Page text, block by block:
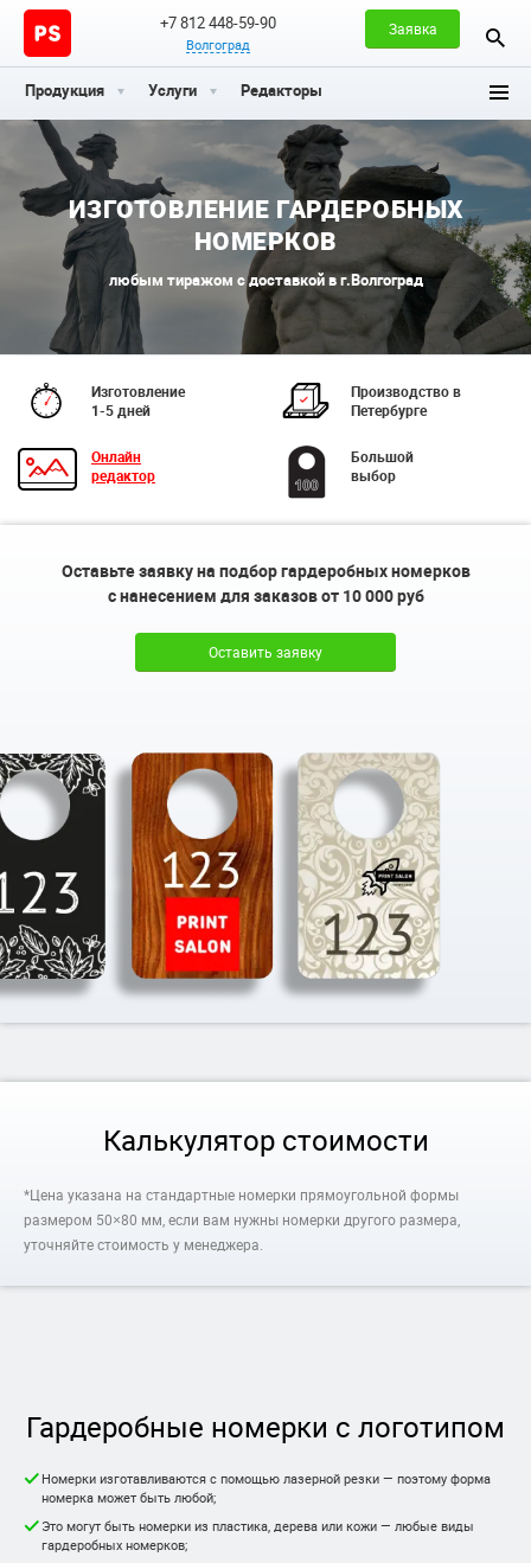
+7 812 448-59-90
Волгоград
Заявка
Продукция Услуги Редакторы
ИЗГОТОВЛЕНИЕ ГАРДЕРОБНЫХ
НОМЕРКОВ
любым тиражом с доставкой в г.Волгоград
Изготовление
1-5 дней
Производство в
Петербурге
Онлайн
редактор
Большой
выбор
Оставьте заявку на подбор гардеробных номерков
с нанесением для заказов от 10 000 руб
Оставить заявку
Калькулятор стоимости
*Цена указана на стандартные номерки прямоугольной формы
размером 50×80 мм, если вам нужны номерки другого размера,
уточняйте стоимость у менеджера.
Гардеробные номерки с логотипом
Номерки изготавливаются с помощью лазерной резки — поэтому форма
номерка может быть любой;
Это могут быть номерки из пластика, дерева или кожи — любые виды
гардеробных номерков;